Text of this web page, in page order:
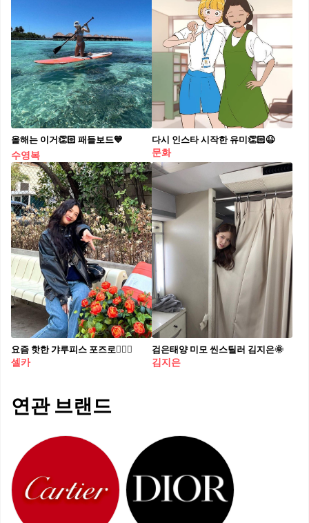
올해는 이거👏🏻 패들보드💙
수영복
다시 인스타 시작한 유미👏🏻😆
문화
요즘 핫한 갸루피스 포즈로✌🏻📸
셀카
검은태양 미모 씬스틸러 김지은🌞
김지은
연관 브랜드